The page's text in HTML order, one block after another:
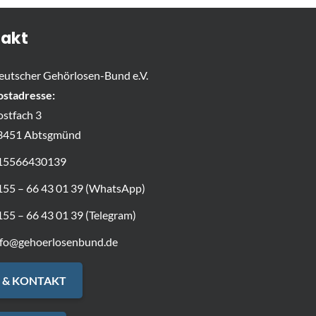
Gehörlosen-Bund e.V.
3
Abtsgmünd
– 66 43 01 39 (WhatsApp)
– 66 43 01 39 (Telegram)
& KONTAKT